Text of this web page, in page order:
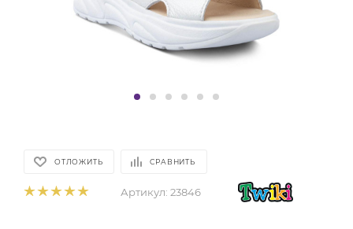
ОТЛОЖИТЬ СРАВНИТЬ
Артикул: 23846